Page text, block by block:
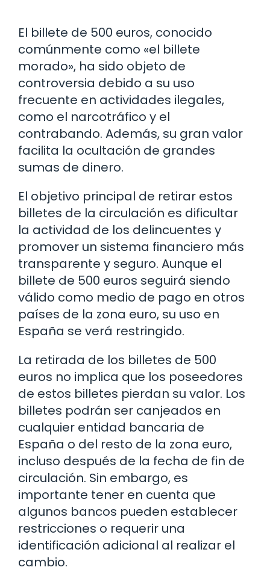
El billete de 500 euros, conocido
comúnmente como «el billete
morado», ha sido objeto de
controversia debido a su uso
frecuente en actividades ilegales,
como el narcotráfico y el
contrabando. Además, su gran valor
facilita la ocultación de grandes
sumas de dinero.
El objetivo principal de retirar estos
billetes de la circulación es dificultar
la actividad de los delincuentes y
promover un sistema financiero más
transparente y seguro. Aunque el
billete de 500 euros seguirá siendo
válido como medio de pago en otros
países de la zona euro, su uso en
España se verá restringido.
La retirada de los billetes de 500
euros no implica que los poseedores
de estos billetes pierdan su valor. Los
billetes podrán ser canjeados en
cualquier entidad bancaria de
España o del resto de la zona euro,
incluso después de la fecha de fin de
circulación. Sin embargo, es
importante tener en cuenta que
algunos bancos pueden establecer
restricciones o requerir una
identificación adicional al realizar el
cambio.